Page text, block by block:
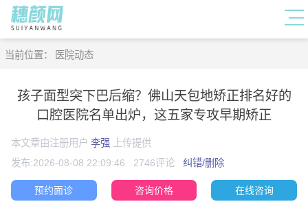
当前位置： 医院动态
孩子面型突下巴后缩？佛山天包地矫正排名好的
口腔医院名单出炉，这五家专攻早期矫正
本文章由注册用户 李强 上传提供
发布:2026-08-08 22:09:46
2746评论 纠错/删除
预约面诊 咨询价格 在线咨询